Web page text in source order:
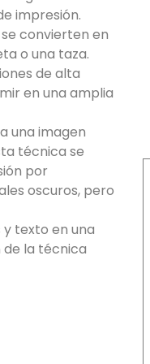
impresión.
convierten en
o una taza.
de alta
en una amplia
una imagen
técnica se
por
oscuros, pero
texto en una
de la técnica